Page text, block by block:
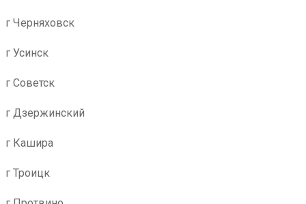
г Черняховск
г Усинск
г Советск
г Дзержинский
г Кашира
г Троицк